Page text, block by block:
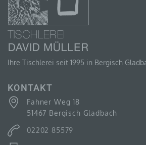
Ihre Tischlerei seit 1995 in Bergisch
KONTAKT
Fahner Weg 18
51467 Bergisch Gladbach
02202 85579
H)
Auftragsverarbeiter ist eine
Verantwortlichen verarbeitet.